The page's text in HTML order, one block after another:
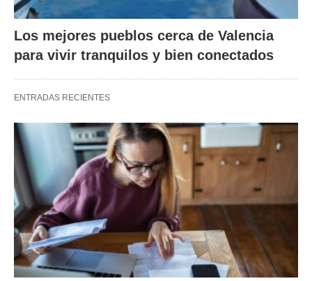
Los mejores pueblos cerca de Valencia
para vivir tranquilos y bien conectados
ENTRADAS RECIENTES